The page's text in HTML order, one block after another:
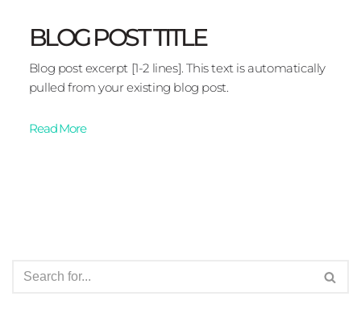
BLOG POST TITLE
Blog post excerpt [1-2 lines]. This text is automatically
pulled from your existing blog post.
Read More